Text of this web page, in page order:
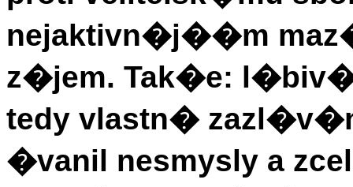
nejaktivn�j��m
z�jem. Tak�e: l�biv�
tedy vlastn�
�vanil nesmysly a